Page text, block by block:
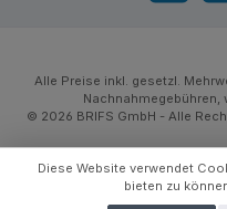
Alle Preise inkl. gesetzl.
Nachnahmegebühren,
© 2026 BRIFS GmbH - Alle
Diese Website verwendet
bieten zu